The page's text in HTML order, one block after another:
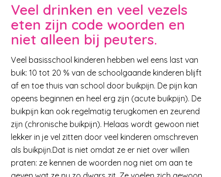
Veel drinken en veel vezels
eten zijn code woorden en
niet alleen bij peuters.
Veel basisschool kinderen hebben wel eens last van
buik: 10 tot 20 % van de schoolgaande kinderen blijft
af en toe thuis van school door buikpijn. De pijn kan
opeens beginnen en heel erg zijn (acute buikpijn). De
buikpijn kan ook regelmatig terugkomen en zeurend
zijn (chronische buikpijn). Helaas wordt gewoon niet
lekker in je vel zitten door veel kinderen omschreven
als buikpijn.Dat is niet omdat ze er niet over willen
praten: ze kennen de woorden nog niet om aan te